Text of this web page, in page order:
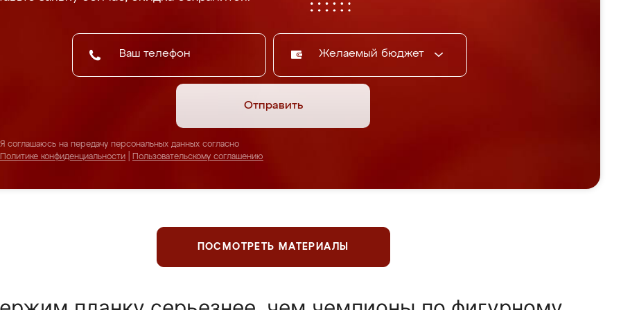
Желаемый бюджет
Отправить
Я соглашаюсь на передачу персональных данных согласно
Политике конфиденциальности
Пользовательскому соглашению
ПОСМОТРЕТЬ МАТЕРИАЛЫ